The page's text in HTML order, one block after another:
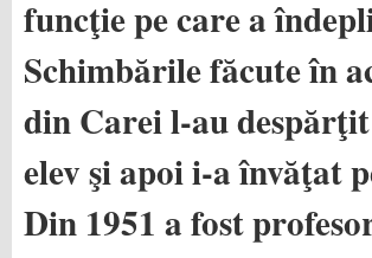
funcţie pe care a
Schimbările făcute în
din Carei l-au
elev şi apoi i-a învăţat
Din 1951 a fost